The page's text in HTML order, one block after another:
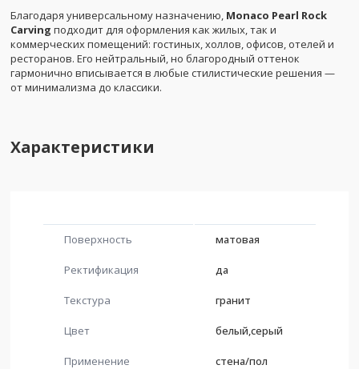
Благодаря универсальному назначению, Monaco Pearl Rock
Carving подходит для оформления как жилых, так и
коммерческих помещений: гостиных, холлов, офисов, отелей и
ресторанов. Его нейтральный, но благородный оттенок
гармонично вписывается в любые стилистические решения —
от минимализма до классики.
Характеристики
Поверхность матовая
Ректификация да
Текстура гранит
Цвет белый,серый
Применение стена/пол